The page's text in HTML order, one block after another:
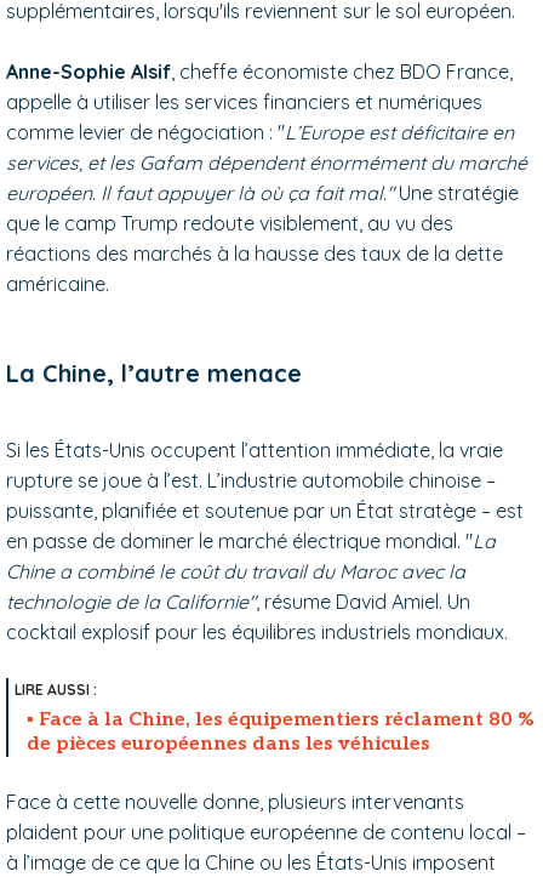
supplémentaires, lorsqu'ils reviennent sur le sol européen.
Anne-Sophie Alsif, cheffe économiste chez BDO France,
appelle à utiliser les services financiers et numériques
comme levier de négociation : "L’Europe est déficitaire en
services, et les Gafam dépendent énormément du marché
européen. Il faut appuyer là où ça fait mal."Une stratégie
que le camp Trump redoute visiblement, au vu des
réactions des marchés à la hausse des taux de la dette
américaine.
La Chine, l’autre menace
Si les États-Unis occupent l’attention immédiate, la vraie
rupture se joue à l’est. L’industrie automobile chinoise –
puissante, planifiée et soutenue par un État stratège – est
en passe de dominer le marché électrique mondial. "La
Chine a combiné le coût du travail du Maroc avec la
technologie de la Californie", résume David Amiel. Un
cocktail explosif pour les équilibres industriels mondiaux.
Face à la Chine, les équipementiers réclament 80 %
de pièces européennes dans les véhicules
Face à cette nouvelle donne, plusieurs intervenants
plaident pour une politique européenne de contenu local –
à l’image de ce que la Chine ou les États-Unis imposent